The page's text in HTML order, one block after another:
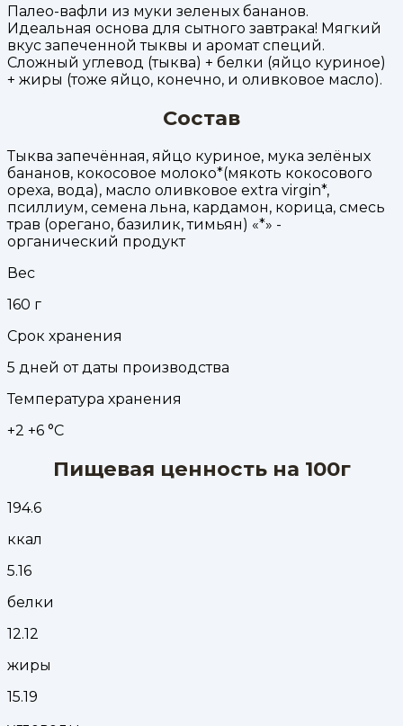
Палео-вафли из муки зеленых бананов.
Идеальная основа для сытного завтрака! Мягкий
вкус запеченной тыквы и аромат специй.
Сложный углевод (тыква) + белки (яйцо куриное)
+ жиры (тоже яйцо, конечно, и оливковое масло).
Состав
Тыква запечённая, яйцо куриное, мука зелёных
бананов, кокосовое молоко*(мякоть кокосового
ореха, вода), масло оливковое extra virgin*,
псиллиум, семена льна, кардамон, корица, смесь
трав (орегано, базилик, тимьян) «*» -
органический продукт
Вес
160 г
Срок хранения
5 дней от даты производства
Температура хранения
+2 +6 °С
Пищевая ценность на 100г
194.6
ккал
5.16
белки
12.12
жиры
15.19